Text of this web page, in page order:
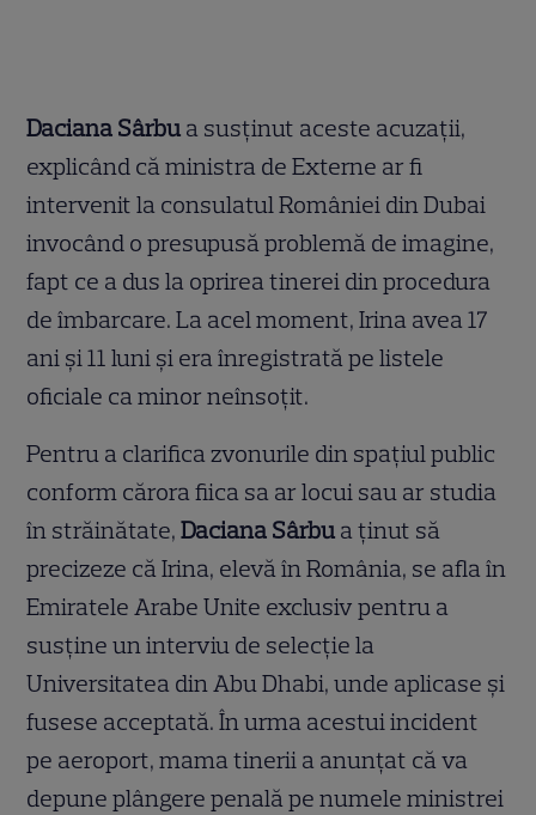
Daciana Sârbu a susținut aceste acuzații,
explicând că ministra de Externe ar fi
intervenit la consulatul României din Dubai
invocând o presupusă problemă de imagine,
fapt ce a dus la oprirea tinerei din procedura
de îmbarcare. La acel moment, Irina avea 17
ani și 11 luni și era înregistrată pe listele
oficiale ca minor neînsoțit.
Pentru a clarifica zvonurile din spațiul public
conform cărora fiica sa ar locui sau ar studia
în străinătate,Daciana Sârbu a ținut să
precizeze că Irina, elevă în România, se afla în
Emiratele Arabe Unite exclusiv pentru a
susține un interviu de selecție la
Universitatea din Abu Dhabi, unde aplicase și
fusese acceptată. În urma acestui incident
pe aeroport, mama tinerii a anunțat că va
depune plângere penală pe numele ministrei